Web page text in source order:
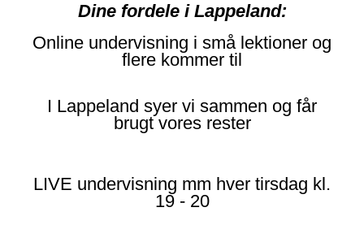
Dine fordele i Lappeland:
Online undervisning i små lektioner og
flere kommer til
I Lappeland syer vi sammen og får
brugt vores rester
LIVE undervisning mm hver tirsdag kl.
19 - 20